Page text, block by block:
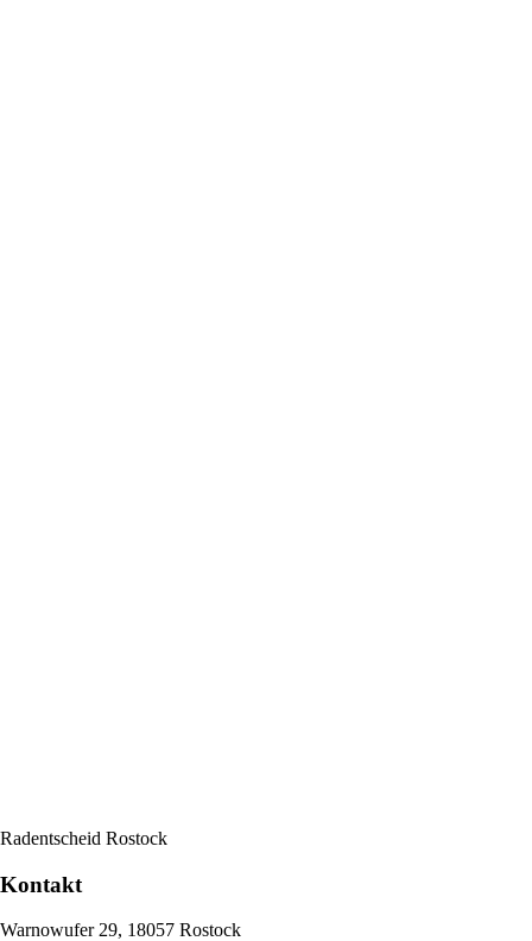
Radentscheid Rostock
Kontakt
Warnowufer 29, 18057 Rostock